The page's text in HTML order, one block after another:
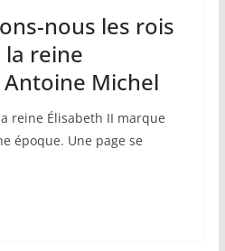
nous les rois
la reine
Michel
reine Élisabeth II marque
époque. Une page se